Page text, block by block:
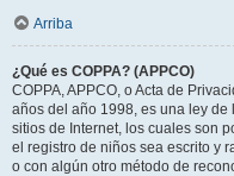
Arriba
¿Qué es COPPA? (APPCO)
COPPA, APPCO, o Acta de
años del año 1998, es una ley
sitios de Internet, los cuales son
el registro de niños sea escrito y
o con algún otro método de